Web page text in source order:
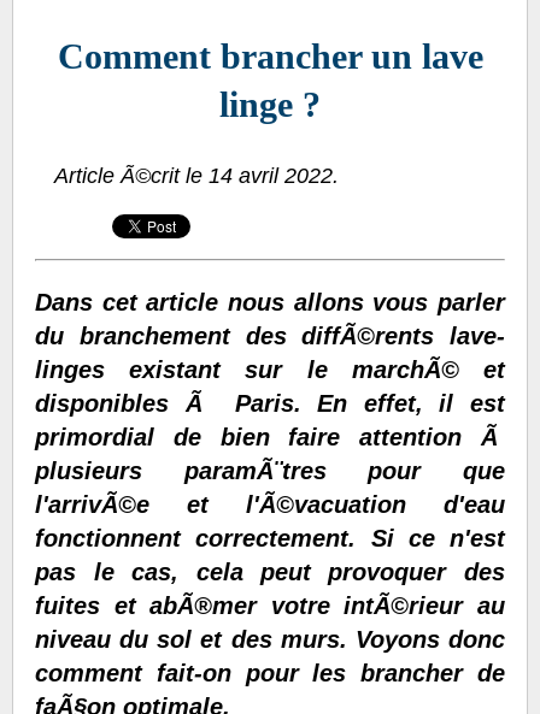
Comment brancher un lave
linge ?
Article Ã©crit le 14 avril 2022.
Dans cet article nous allons vous parler
du branchement des diffÃ©rents lave-
linges existant sur le marchÃ© et
disponibles Ã Paris. En effet, il est
primordial de bien faire attention Ã
plusieurs paramÃ¨tres pour que
l'arrivÃ©e et l'Ã©vacuation d'eau
fonctionnent correctement. Si ce n'est
pas le cas, cela peut provoquer des
fuites et abÃ®mer votre intÃ©rieur au
niveau du sol et des murs. Voyons donc
comment fait-on pour les brancher de
faÃ§on optimale.